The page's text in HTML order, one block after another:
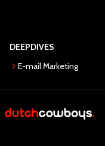
DEEPDIVES
E-mail Marketing